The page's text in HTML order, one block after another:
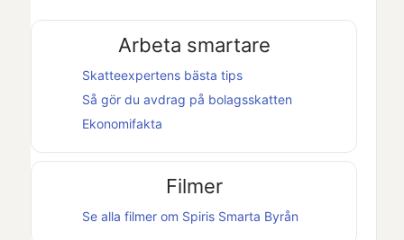
Arbeta smartare
Skatteexpertens bästa tips
Så gör du avdrag på bolagsskatten
Ekonomifakta
Filmer
Se alla filmer om Spiris Smarta Byrån